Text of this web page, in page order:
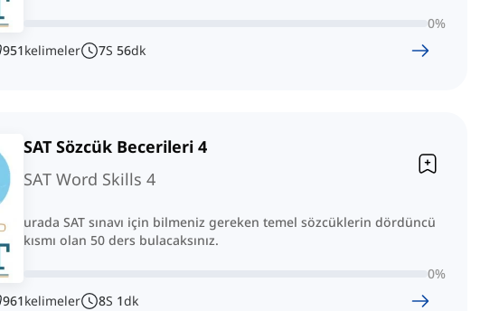
0%
951kelimeler 7S 56dk
SAT Sözcük Becerileri 4
SAT Word Skills 4
urada SAT sınavı için bilmeniz gereken temel sözcüklerin dördüncü
kısmı olan 50 ders bulacaksınız.
0%
961kelimeler 8S 1dk